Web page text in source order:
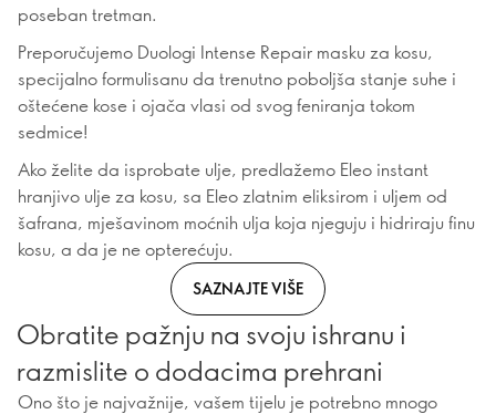
poseban tretman.
Preporučujemo Duologi Intense Repair masku za kosu,
specijalno formulisanu da trenutno poboljša stanje suhe i
oštećene kose i ojača vlasi od svog feniranja tokom
sedmice!
Ako želite da isprobate ulje, predlažemo Eleo instant
hranjivo ulje za kosu, sa Eleo zlatnim eliksirom i uljem od
šafrana, mješavinom moćnih ulja koja njeguju i hidriraju finu
kosu, a da je ne opterećuju.
SAZNAJTE VIŠE
Obratite pažnju na svoju ishranu i
razmislite o dodacima prehrani
Ono što je najvažnije, vašem tijelu je potrebno mnogo